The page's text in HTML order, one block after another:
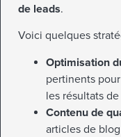
de leads.
Voici quelques
Optimisation
pertinents
les résultats
Contenu de
articles de